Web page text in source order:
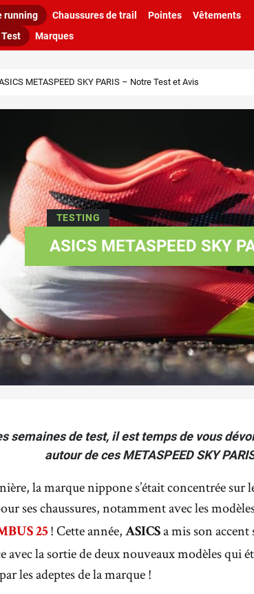
running Chaussures de trail Pointes
Vêtements
Test Marques
METASPEED SKY PARIS – Notre Test et Avis
TESTING
ASICS METASPEED SKY
semaines de test, il est temps de vous
autour de ces METASPEED SKY
la marque nippone s’était concentrée sur
ses chaussures, notamment avec les
25 ! Cette année, ASICS a mis son accent
avec la sortie de deux nouveaux modèles qui
les adeptes de la marque !